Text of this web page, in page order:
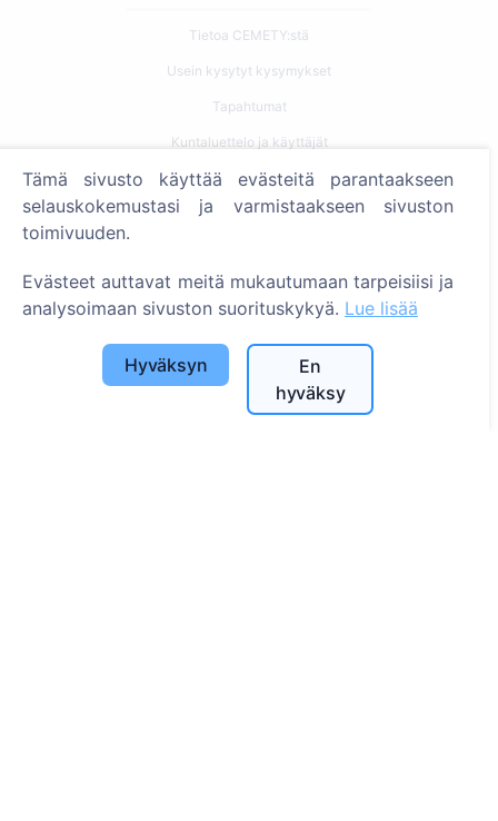
Tietoa CEMETY:stä
Usein kysytyt kysymykset
Tapahtumat
Kuntaluettelo ja käyttäjät
Tietosuojakäytäntö
Maksukäytäntö
Etsi vainajia
Etsi hautausmaita
Tämä sivusto käyttää evästeitä parantaakseen
selauskokemustasi ja varmistaakseen sivuston
toimivuuden.
Evästeet auttavat meitä mukautumaan tarpeisiisi ja
analysoimaan sivuston suorituskykyä. Lue lisää
Hyväksyn
En
hyväksy